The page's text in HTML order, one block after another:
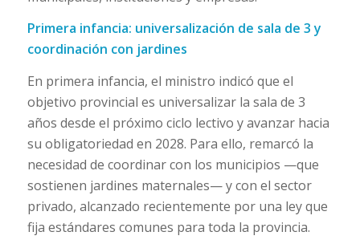
Primera infancia: universalización de sala de 3 y
coordinación con jardines
En primera infancia, el ministro indicó que el
objetivo provincial es universalizar la sala de 3
años desde el próximo ciclo lectivo y avanzar hacia
su obligatoriedad en 2028. Para ello, remarcó la
necesidad de coordinar con los municipios —que
sostienen jardines maternales— y con el sector
privado, alcanzado recientemente por una ley que
fija estándares comunes para toda la provincia.